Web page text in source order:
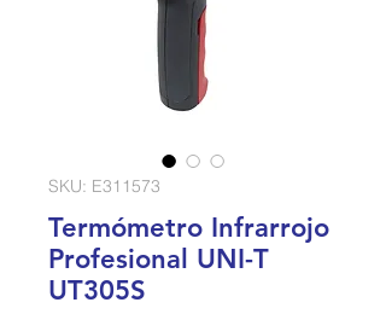
SKU: E311573
Termómetro Infrarrojo
Profesional UNI-T
UT305S